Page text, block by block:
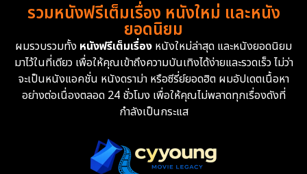
Family ครอบครัว 372
Fantasy จินตนาการ 339
Fiction 9
รวมหนังฟรีเต็มเรื่อง หนังใหม่ และหนัง
ยอดนิยม
ผมรวบรวมทั้ง หนังฟรีเต็มเรื่อง หนังใหม่ล่าสุด และหนังยอดนิยม
มาไว้ในที่เดียว เพื่อให้คุณเข้าถึงความบันเทิงได้ง่ายและรวดเร็ว ไม่ว่า
จะเป็นหนังแอคชั่น หนังดราม่า หรือซีรี่ย์ยอดฮิต ผมอัปเดตเนื้อหา
อย่างต่อเนื่องตลอด 24 ชั่วโมง เพื่อให้คุณไม่พลาดทุกเรื่องดังที่
กำลังเป็นกระแส